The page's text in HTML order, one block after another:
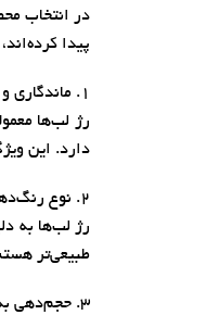
در انتخاب
پیدا
1. ماندگاری و دوام:
رژ لب‌ها
دارد. این
2. نوع رنگ‌دهی:
رژ لب‌ها به
طبیعی‌تر
3. حجم‌دهی به لب‌ها: